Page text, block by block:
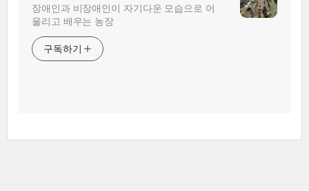
장애인과 비장애인이 자기다운 모습으로 어
울리고 배우는 농장
구독하기